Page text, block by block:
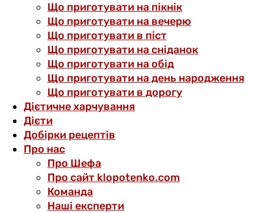
Що приготувати на пікнік
Що приготувати на вечерю
Що приготувати в піст
Що приготувати на сніданок
Що приготувати на обід
Що приготувати на день народження
Що приготувати в дорогу
Дієтичне харчування
Дієти
Добірки рецептів
Про нас
Про Шефа
Про сайт klopotenko.com
Команда
Наші експерти